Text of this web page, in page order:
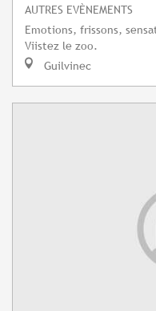
AUTRES EVÈNEMENTS
Emotions, frissons,
Viistez le zoo.
Guilvinec